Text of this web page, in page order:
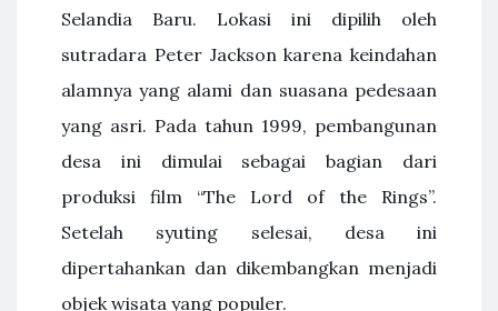
Selandia Baru. Lokasi ini dipilih oleh
sutradara Peter Jackson karena keindahan
alamnya yang alami dan suasana pedesaan
yang asri. Pada tahun 1999, pembangunan
desa ini dimulai sebagai bagian dari
produksi film “The Lord of the Rings”.
Setelah syuting selesai, desa ini
dipertahankan dan dikembangkan menjadi
objek wisata yang populer.